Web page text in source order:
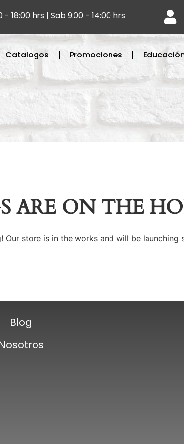
- 18:00 hrs | Sab 9:00 - 14:00 hrs
Catalogos Promociones Educación
ARE ON THE
Our store is in the works and will be launching
Blog
Nosotros